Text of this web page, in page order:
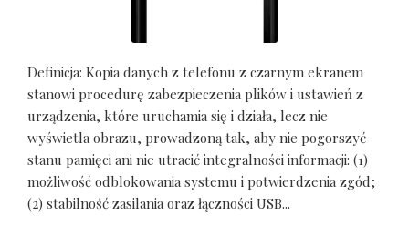
Definicja: Kopia danych z telefonu z czarnym ekranem
stanowi procedurę zabezpieczenia plików i ustawień z
urządzenia, które uruchamia się i działa, lecz nie
wyświetla obrazu, prowadzoną tak, aby nie pogorszyć
stanu pamięci ani nie utracić integralności informacji: (1)
możliwość odblokowania systemu i potwierdzenia zgód;
(2) stabilność zasilania oraz łączności USB...